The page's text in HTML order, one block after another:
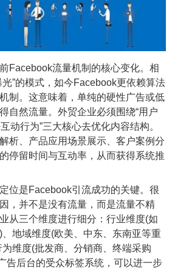
流量机制的核心变化。相
光”的模式，如今Facebook更依赖算法
制。这意味着，单纯的硬性广告或低
自然流量。外贸企业必须围绕“用户
动行为”三大核心去优化内容结构。
析、产品应用场景展示、客户案例分
停留时间与互动率，从而获得系统推
是Facebook引流成功的关键。很
，并不是没有流量，而是流量不精
从三个维度进行细分：行业维度(如
地域维度(欧美、中东、东南亚等重
维度(批发商、分销商、终端采购
告后台的受众标签系统，可以进一步